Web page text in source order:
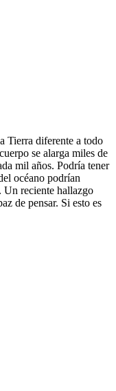
Tierra diferente a todo
se alarga miles de
mil años. Podría tener
océano podrían
Un reciente hallazgo
de pensar. Si esto es